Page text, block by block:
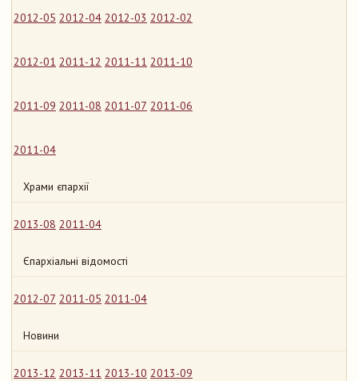
2012-05 2012-04 2012-03 2012-02
2012-01 2011-12 2011-11 2011-10
2011-09 2011-08 2011-07 2011-06
2011-04
Храми єпархії
2013-08 2011-04
Єпархіальні відомості
2012-07 2011-05 2011-04
Новини
2013-12 2013-11 2013-10 2013-09